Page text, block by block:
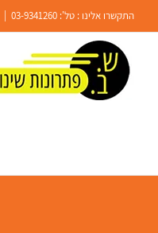
פתח סרגל נגישות
content
התקשרו אלינו : טל': 03-9341260